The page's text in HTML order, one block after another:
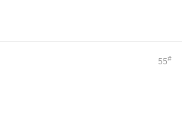
55#